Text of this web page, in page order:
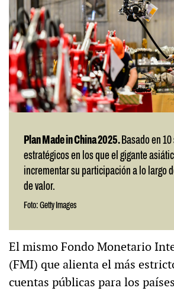
Plan Made in China 2025. Basado en
estratégicos en los que el gigante
incrementar su participación a lo largo
de valor.
Foto: Getty Images
El mismo Fondo Monetario
(FMI) que alienta el más
cuentas públicas para los